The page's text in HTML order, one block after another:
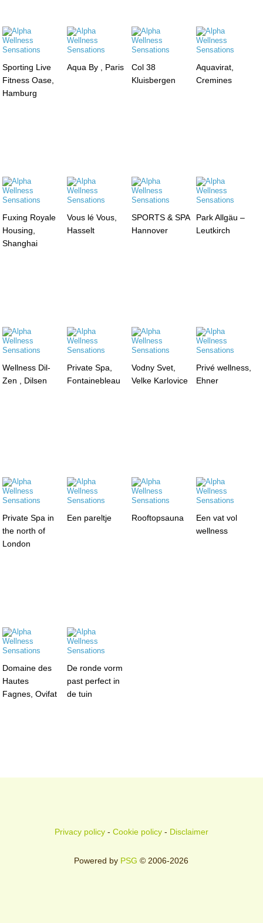
Sporting Live
Fitness Oase,
Hamburg
Aqua By , Paris
Col 38
Kluisbergen
Aquavirat,
Cremines
Fuxing Royale
Housing,
Shanghai
Vous lé Vous,
Hasselt
SPORTS & SPA
Hannover
Park Allgäu –
Leutkirch
Wellness Dil-
Zen , Dilsen
Private Spa,
Fontainebleau
Vodny Svet,
Velke Karlovice
Privé wellness,
Ehner
Private Spa in
the north of
London
Een pareltje Rooftopsauna
Een vat vol
wellness
Domaine des
Hautes
Fagnes, Ovifat
De ronde vorm
past perfect in
de tuin
Privacy policy- Cookie policy- Disclaimer
Powered by PSG © 2006-2026